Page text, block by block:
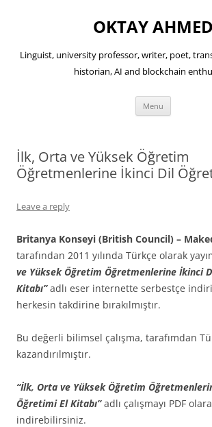
OKTAY AHMED
Linguist, university professor, writer, poet,
historian, AI and blockchain
Menu
İlk, Orta ve Yüksek Öğretim
Öğretmenlerine İkinci Dil
Leave a reply
Britanya Konseyi (British Council) –
tarafından 2011 yılında Türkçe olarak
ve Yüksek Öğretim Öğretmenlerine İkinci
Kitabı”adlı eser internette serbestçe
herkesin takdirine bırakılmıştır.
Bu değerli bilimsel çalışma, tarafımdan
kazandırılmıştır.
“İlk, Orta ve Yüksek Öğretim
Öğretimi El Kitabı”adlı çalışmayı PDF
indirebilirsiniz.